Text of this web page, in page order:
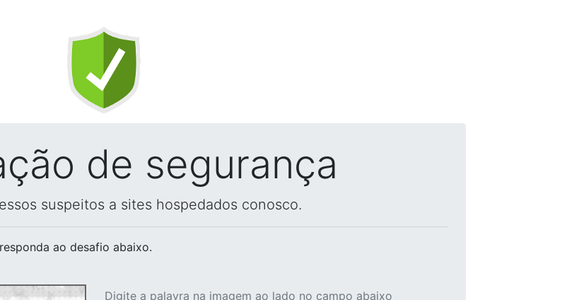
de segurança
suspeitos a sites hospedados conosco.
ao desafio abaixo.
Digite a palavra na imagem ao lado no campo abaixo